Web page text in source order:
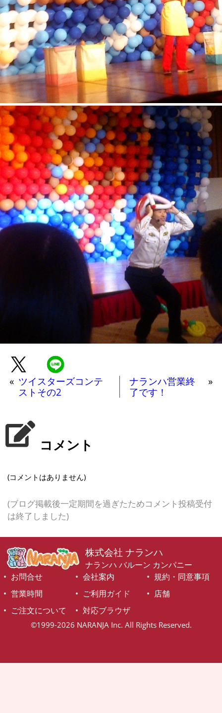
« ツイスターズコンテ
ストその2
ナランハ営業終
了です！
»
コメント
(コメントはありません)
(ブログ掲載後一定期間を過ぎたためコメント投稿受付
は終了しました)
株式会社 ナランハ
ナランハ バルーン カンパニー
お問合せ
会社案内
規約・同意事項
営業時間
ご利用ガイド
店舗
ご注文について
対応ブラウザ
©1999-2026 NARANJA Inc. All Rights Reserved.